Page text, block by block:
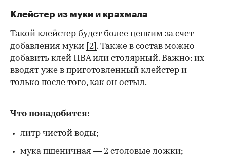
Клейстер из муки и крахмала
Такой клейстер будет более цепким за счет
добавления муки [2] . Также в состав можно
добавить клей ПВА или столярный. Важно: их
вводят уже в приготовленный клейстер и
только после того, как он остыл.
Что понадобится:
литр чистой воды;
мука пшеничная — 2 столовые ложки;